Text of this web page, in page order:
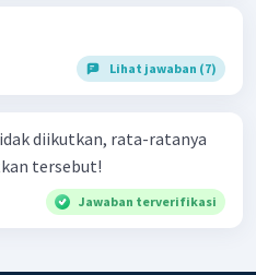
Lihat jawaban (7)
diikutkan, rata-ratanya
tersebut!
Jawaban terverifikasi